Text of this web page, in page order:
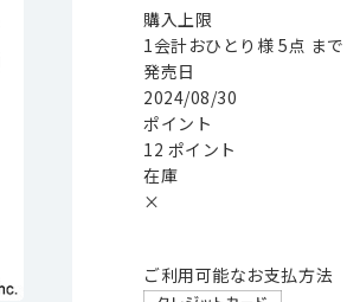
購入上限
1会計おひとり様 5点 まで
発売日
2024/08/30
ポイント
12 ポイント
在庫
×
ご利用可能なお支払方法